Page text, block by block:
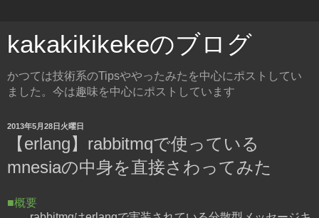
kakakikikekeのブログ
かつては技術系のTipsややったみたを中心にポストしてい
ました。今は趣味を中心にポストしています
2013年5月28日火曜日
【erlang】rabbitmqで使っている
mnesiaの中身を直接さわってみた
■概要